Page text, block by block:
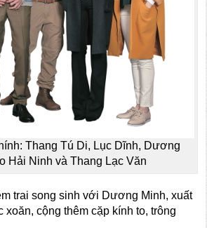
Thang Tú Di, Lục Dĩnh, Dương
Hải Ninh và Thang Lạc Văn
trai song sinh với Dương Minh, xuất
xoăn, cộng thêm cặp kính to, trông